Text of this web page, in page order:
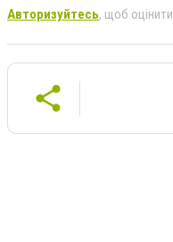
Авторизуйтесь, щоб оцінити